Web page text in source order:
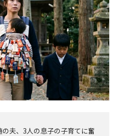
へ
夫、3人の息子の子育てに奮